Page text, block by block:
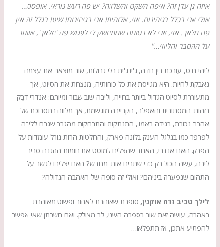
איזה גן עדן זה? איפה השקט והשלווה? יש פה רעש נוראי. אופסס…
אולי אני בכלל בגיהינום. אוי, אלוהים! אני בגיהינום! שיט! בגלל זה אין
פה מלאך. אוי, אני לא בטוחה שמתחשק לי לפגוש פה 'מלאך', אוותר
על ההסבר והליווי…"
ליהי בנט, עורכת דין חדה, ג'ינג'ית בלי גבולות, שוב מוצאת את עצמה
נאבקת לחיות. היא מגייסת את כל כוחותיה, מנצחת את הסיוט, אך
מתעוררת לסיוט הגדול ביותר בחייה, וליבה שוב שבור ומיותם: אנדרי דבֵק
בזהותו המסתורית והאפלה, הקריירה מוגשמת, אך מלווה בתסבוכת של
אהבה נכזבת, בגידה באמון, התנתקות והתרחקות מהגבר שגרם לליבה
לפרפר כמו בגלגל הענק בלונה פארק, והחלטות הרות גורל עומדות על
הפרק. האם אנדרי, האחד שהצליח למוטט את חומות ההגנה סביב
ליבה, עשה הכול רק כדי שתרים אותן מחדש? האם יצליחו לגשר על
התהום שנפערה ביניהם? ואולי זה סופה של האהבה הגדולה?
לילך טביב זדה אוקנין, סופרת שאוהבת לאהוב ופשוט מאוהבת
באהבה, עושה זאת שוב בספרה השני, לב מצולק. ואם חשבתן שאי אפשר
להפתיע אתכן, אז תתפלאו…